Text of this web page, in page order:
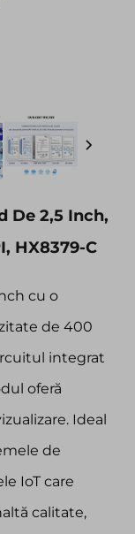
De 2,5 Inch,
HX8379-C
cu o
de 400
integrat
oferă
Ideal
de
IoT care
calitate,